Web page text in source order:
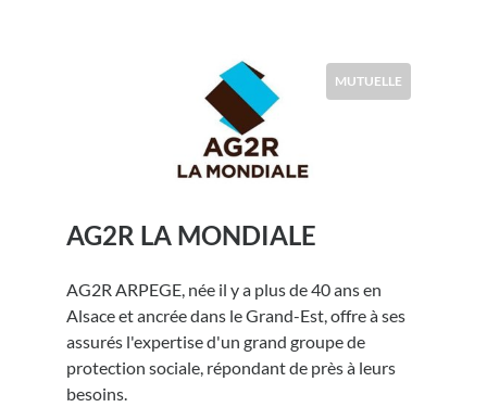
MUTUELLE
AG2R LA MONDIALE
AG2R ARPEGE, née il y a plus de 40 ans en
Alsace et ancrée dans le Grand-Est, offre à ses
assurés l'expertise d'un grand groupe de
protection sociale, répondant de près à leurs
besoins.